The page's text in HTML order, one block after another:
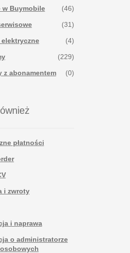
w Buymobile (46)
(31)
elektryczne (4)
(229)
z abonamentem (0)
płatności
i zwroty
i naprawa
o administratorze